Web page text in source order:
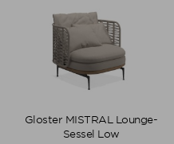
Gloster MISTRAL Lounge-
Sessel Low